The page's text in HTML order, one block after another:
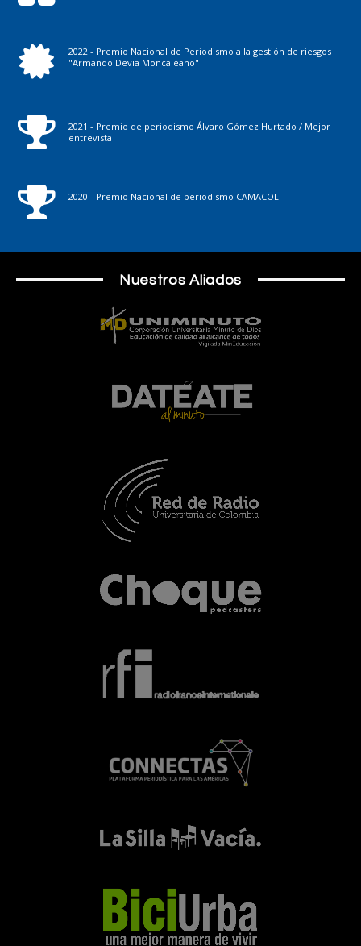
2022 - Premio Nacional de Periodismo a la gestión de riesgos
"Armando Devia Moncaleano"
2021 - Premio de periodismo Álvaro Gómez Hurtado / Mejor
entrevista
2020 - Premio Nacional de periodismo CAMACOL
Nuestros Aliados